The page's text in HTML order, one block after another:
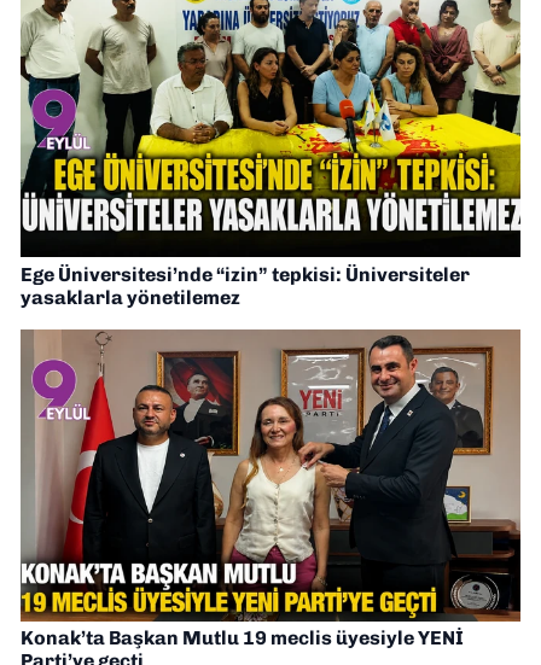
Ege Üniversitesi’nde “izin” tepkisi: Üniversiteler
yasaklarla yönetilemez
Konak’ta Başkan Mutlu 19 meclis üyesiyle YENİ